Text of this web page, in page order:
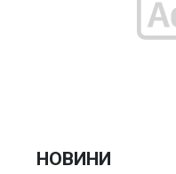
НОВИНИ